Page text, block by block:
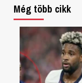
Még több cikk